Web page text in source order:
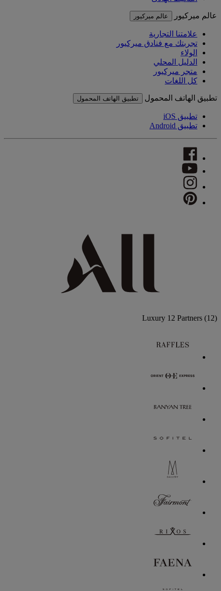
عالم ميركيور عالم ميركيور
علامتنا التجارية
تجربتك مع فنادق ميركيور
الولاء
الدليل المحلي
متجر ميركيور
كل اللغات
تطبيق الهاتف المحمول تطبيق الهاتف المحمول
تطبيق iOS
تطبيق Android
Luxury 12 Partners (12)